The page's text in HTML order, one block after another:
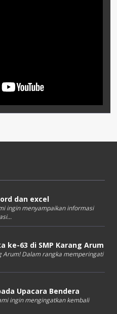
dan excel
ingin menyampaikan informasi
ke-63 di SMP Karang Arum
Arum! Dalam rangka memperingati
Upacara Bendera
ingin mengingatkan kembali